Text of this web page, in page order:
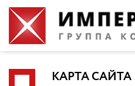
КАРТА САЙТА